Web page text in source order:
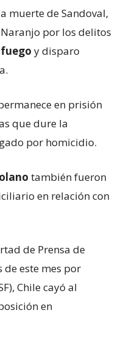
muerte de Sandoval,
por los delitos
y disparo
en prisión
que dure la
por homicidio.
también fueron
en relación con
de Prensa de
este mes por
Chile cayó al
en